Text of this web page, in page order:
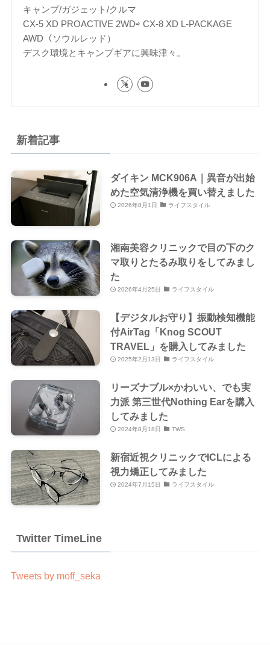
キャンプ/ガジェット/クルマ
CX-5 XD PROACTIVE 2WD⇨ CX-8 XD L-PACKAGE
AWD（ソウルレッド）
デスク環境とキャンプギアに興味津々。
新着記事
ダイキン MCK906A｜異音が出始
めた空気清浄機を買い替えました
2026年8月1日 ライフスタイル
湘南美容クリニックで目の下のク
マ取りとたるみ取りをしてみまし
た
2026年4月25日 ライフスタイル
【デジタルお守り】振動検知機能
付AirTag「Knog SCOUT
TRAVEL」を購入してみました
2025年2月13日 ライフスタイル
リーズナブル×かわいい、でも実
力派 第三世代Nothing Earを購入
してみました
2024年8月18日 TWS
新宿近視クリニックでICLによる
視力矯正してみました
2024年7月15日 ライフスタイル
Twitter TimeLine
Tweets by moff_seka